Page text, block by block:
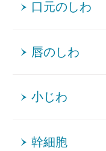
口元のしわ
唇のしわ
小じわ
幹細胞